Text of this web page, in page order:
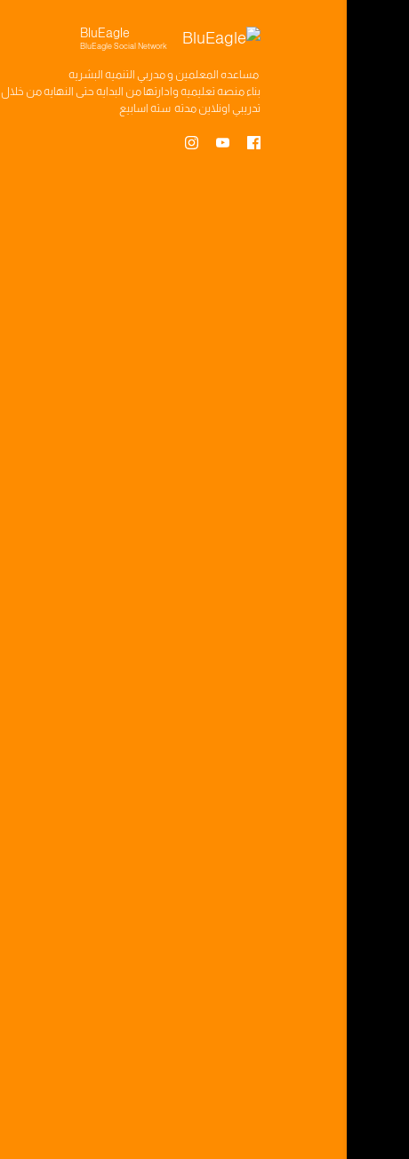
BluEagle
BluEagle Social Network
مساعده المعلمين ومدربي التنميه البشريه
بناءمنصه تعليميه وادارتها من البدايه حتى النهايه من خلال
تدريبي اونلاين مدته سته اسابيع